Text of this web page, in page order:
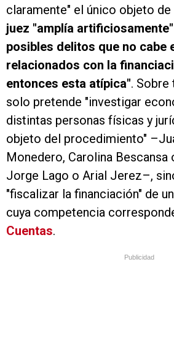
claramente" el único objeto de
juez "amplía
posibles delitos que no cabe
relacionados con la
entonces esta atípica". Sobre
solo pretende "investigar
distintas personas físicas y
objeto del procedimiento"
Monedero, Carolina
Jorge Lago o Arial Jerez–,
"fiscalizar la financiación" de
cuya competencia
Cuentas.
Publicidad